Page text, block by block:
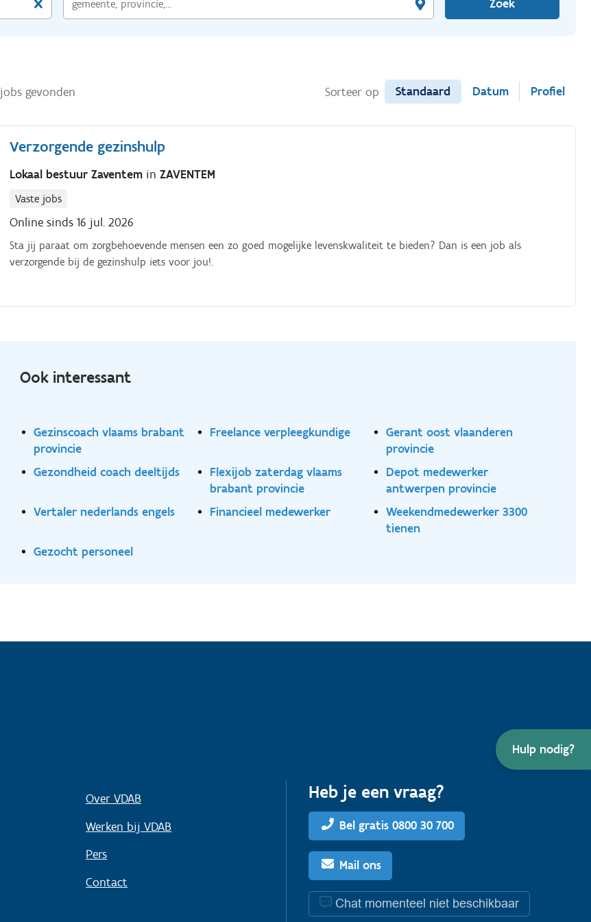
Hulp nodig?
Zoek
jobs gevonden Sorteer op Standaard Datum Profiel
Verzorgende gezinshulp
Lokaal bestuur Zaventem inZAVENTEM
Vaste jobs
Online sinds 16 jul. 2026
Sta jij paraat om zorgbehoevende mensen een zo goed mogelijke levenskwaliteit te bieden? Dan is een job als
verzorgende bij de gezinshulp iets voor jou!.
Ook interessant
Gezinscoach vlaams brabant
provincie
Freelance verpleegkundige
Gerant oost vlaanderen
provincie
Gezondheid coach deeltijds
Flexijob zaterdag vlaams
brabant provincie
Depot medewerker
antwerpen provincie
Vertaler nederlands engels
Financieel medewerker
Weekendmedewerker 3300
tienen
Gezocht personeel
Over VDAB
Werken bij VDAB
Pers
Contact
Heb je een vraag?
Bel gratis 0800 30 700
Mail ons
Chat momenteel niet beschikbaar